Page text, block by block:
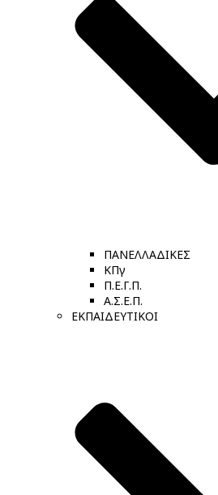
ΠΑΝΕΛΛΑΔΙΚΕΣ
ΚΠγ
Π.Ε.Γ.Π.
Α.Σ.Ε.Π.
ΕΚΠΑΙΔΕΥΤΙΚΟΙ